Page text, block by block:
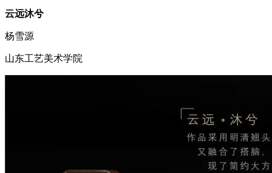
云远沐兮
杨雪源
山东工艺美术学院